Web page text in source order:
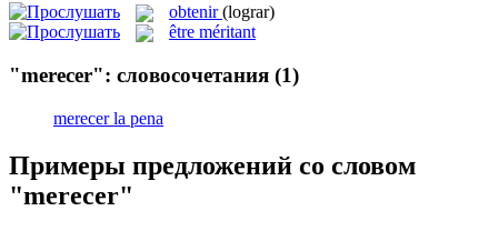
obtenir (lograr)
être méritant
"merecer": словосочетания (1)
merecer la pena
Примеры предложений со словом
"merecer"